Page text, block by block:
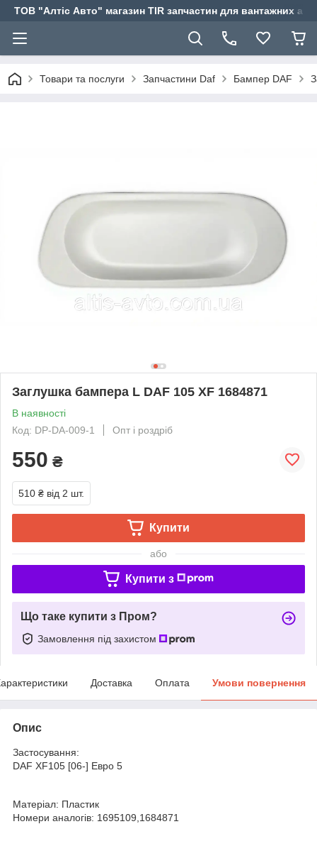
ТОВ "Алтіс Авто" магазин TIR запчастин для вантажних
Товари та послуги Запчастини Daf Бампер DAF
Заглушка бампера L DAF 105 XF 1684871
В наявності
Код: DP-DA-009-1
Опт і роздріб
550 ₴
510 ₴ від 2 шт.
Купити
або
Купити з
Що таке купити з Пром?
Замовлення під захистом
Доставка Оплата Умови повернення
Опис
Застосування:
DAF XF105 [06-] Евро 5
Матеріал: Пластик
Номери аналогів: 1695109,1684871